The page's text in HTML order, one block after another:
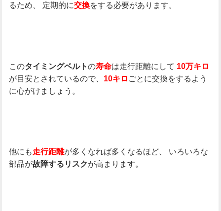
るため、
定期的に交換をする必要があります。
このタイミングベルトの寿命は走行距離にして 10万キロ
が目安とされているので、 10キロ ごとに交換をするよう
に心がけましょう。
他にも走行距離が多くなれば多くなるほど、
いろいろな
部品が故障するリスクが高まります。